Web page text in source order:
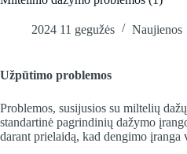
2024 11 gegužės Naujienos
Užpūtimo problemos
Problemos, susijusios su miltelių
standartinė pagrindinių dažymo
darant prielaidą, kad dengimo